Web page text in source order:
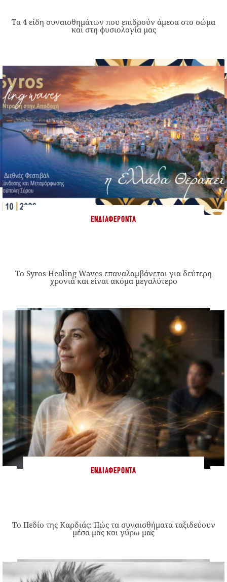
Τα 4 είδη συναισθημάτων που επιδρούν άμεσα στο σώμα
και στη φυσιολογία μας
ΕΝΔΙΑΦΈΡΟΝΤΑ
Το Syros Healing Waves επαναλαμβάνεται για δεύτερη
χρονιά και είναι ακόμα μεγαλύτερο
ΕΝΔΙΑΦΈΡΟΝΤΑ
Το Πεδίο της Καρδιάς: Πώς τα συναισθήματα ταξιδεύουν
μέσα μας και γύρω μας